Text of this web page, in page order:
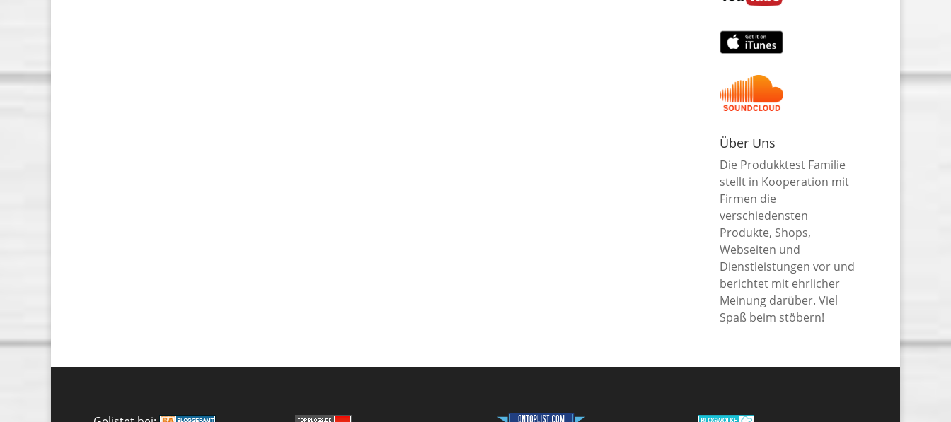
Über Uns
Die Produkktest Familie
stellt in Kooperation mit
Firmen die
verschiedensten
Produkte, Shops,
Webseiten und
Dienstleistungen vor und
berichtet mit ehrlicher
Meinung darüber. Viel
Spaß beim stöbern!